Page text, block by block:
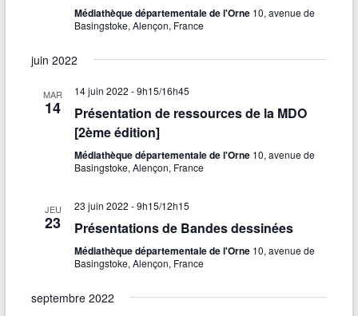
Médiathèque départementale de l'Orne 10, avenue de
Basingstoke, Alençon, France
juin 2022
MAR
14
14 juin 2022 - 9h15/16h45
Présentation de ressources de la MDO
[2ème édition]
Médiathèque départementale de l'Orne 10, avenue de
Basingstoke, Alençon, France
JEU
23
23 juin 2022 - 9h15/12h15
Présentations de Bandes dessinées
Médiathèque départementale de l'Orne 10, avenue de
Basingstoke, Alençon, France
septembre 2022